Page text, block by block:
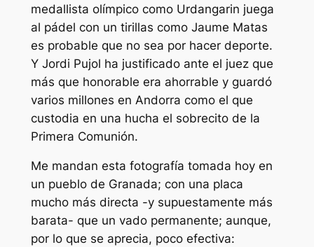
medallista olímpico como Urdangarin juega
al pádel con un tirillas como Jaume Matas
es probable que no sea por hacer deporte.
Y Jordi Pujol ha justificado ante el juez que
más que honorable era ahorrable y guardó
varios millones en Andorra como el que
custodia en una hucha el sobrecito de la
Primera Comunión.
Me mandan esta fotografía tomada hoy en
un pueblo de Granada; con una placa
mucho más directa -y supuestamente más
barata- que un vado permanente; aunque,
por lo que se aprecia, poco efectiva: